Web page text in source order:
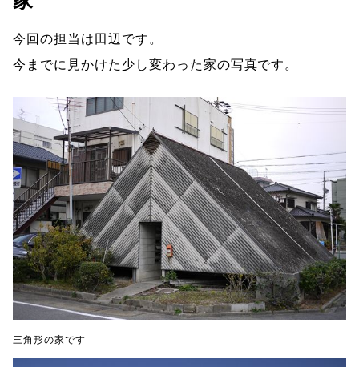
今回の担当は田辺です。
今までに見かけた少し変わった家の写真です。
三角形の家です